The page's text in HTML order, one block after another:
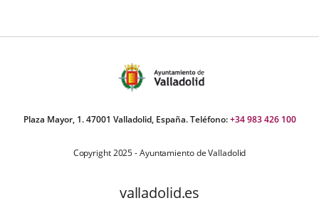
Plaza Mayor, 1. 47001 Valladolid, España. Teléfono:+34 983 426 100
Copyright 2025 - Ayuntamiento de Valladolid
valladolid.es